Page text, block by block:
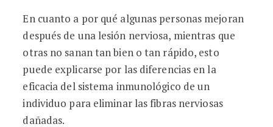
En cuanto a por qué algunas personas mejoran
después de una lesión nerviosa, mientras que
otras no sanan tan bien o tan rápido, esto
puede explicarse por las diferencias en la
eficacia del sistema inmunológico de un
individuo para eliminar las fibras nerviosas
dañadas.